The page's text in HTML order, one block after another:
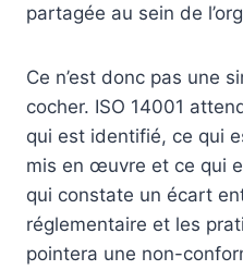
partagée au sein de
Ce n’est donc pas une
cocher. ISO 14001
qui est identifié, ce qui
mis en œuvre et ce qui
qui constate un écart
réglementaire et les
pointera une non-